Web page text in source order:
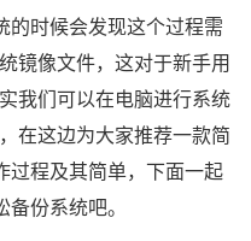
时候会发现这个过程需
镜像文件，这对于新手用
我们可以在电脑进行系统
在这边为大家推荐一款简
过程及其简单，下面一起
份系统吧。